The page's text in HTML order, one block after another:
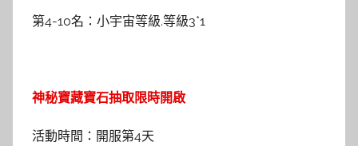
第4-10名：小宇宙等級.等級3*1
神秘寶藏寶石抽取限時開啟
活動時間：開服第4天